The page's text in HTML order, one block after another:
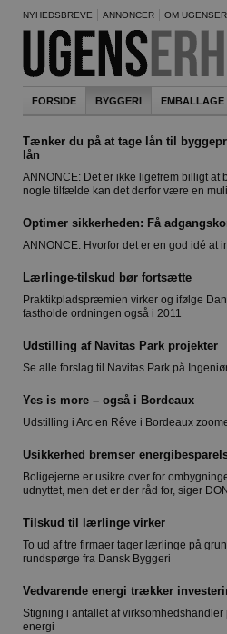
NYHEDSBREVE ANNONCER OM
FORSIDE BYGGERI EMBALLAGE
Tænker du på at tage lån til
lån
ANNONCE: Det er ikke ligefrem billigt at
nogle tilfælde kan det derfor være en
Optimer sikkerheden: Få
ANNONCE: Hvorfor det er en god idé at
Lærlinge-tilskud bør fortsætte
Praktikpladspræmien virker og ifølge
fastholde ordningen også i 2011
Udstilling af Navitas Park projekter
Se alle forslag til Navitas Park på
Yes is more – også i Bordeaux
Udstilling i Arc en Rêve i Bordeaux
Usikkerhed bremser
Boligejerne er usikre over for
udnyttet, men det er der råd for, siger
Tilskud til lærlinge virker
To ud af tre firmaer tager lærlinge på
rundspørge fra Dansk Byggeri
Vedvarende energi trækker
Stigning i antallet af
energi